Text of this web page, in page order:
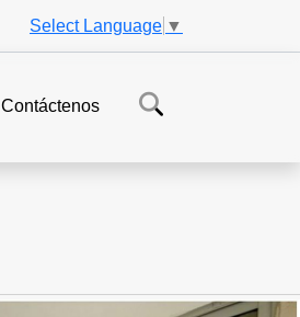
Select Language ▼
Contáctenos